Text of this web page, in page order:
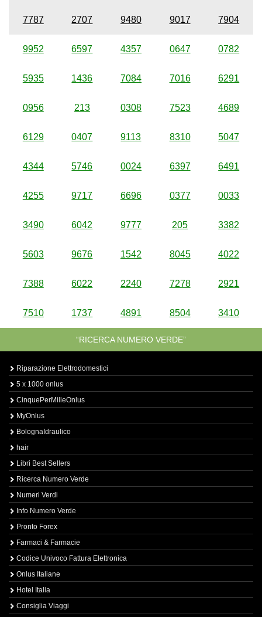
7787 2707 9480 9017 7904
9952 6597 4357 0647 0782
5935 1436 7084 7016 6291
0956 213 0308 7523 4689
6129 0407 9113 8310 5047
4344 5746 0024 6397 6491
4255 9717 6696 0377 0033
3490 6042 9777 205 3382
5603 9676 1542 8045 4022
7388 6022 2240 7278 2921
7510 1737 4891 8504 3410
“RICERCA NUMERO VERDE”
Riparazione Elettrodomestici
5 x 1000 onlus
CinquePerMilleOnlus
MyOnlus
BolognaIdraulico
hair
Libri Best Sellers
Ricerca Numero Verde
Numeri Verdi
Info Numero Verde
Pronto Forex
Farmaci & Farmacie
Codice Univoco Fattura Elettronica
Onlus Italiane
Hotel Italia
Consiglia Viaggi